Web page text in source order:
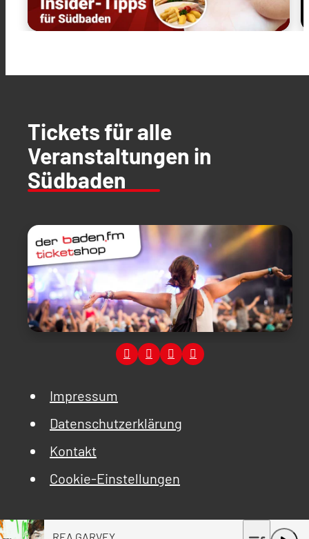
Tickets für alle
Veranstaltungen in
Südbaden
Impressum
Datenschutzerklärung
Kontakt
Cookie-Einstellungen
REA GARVEY